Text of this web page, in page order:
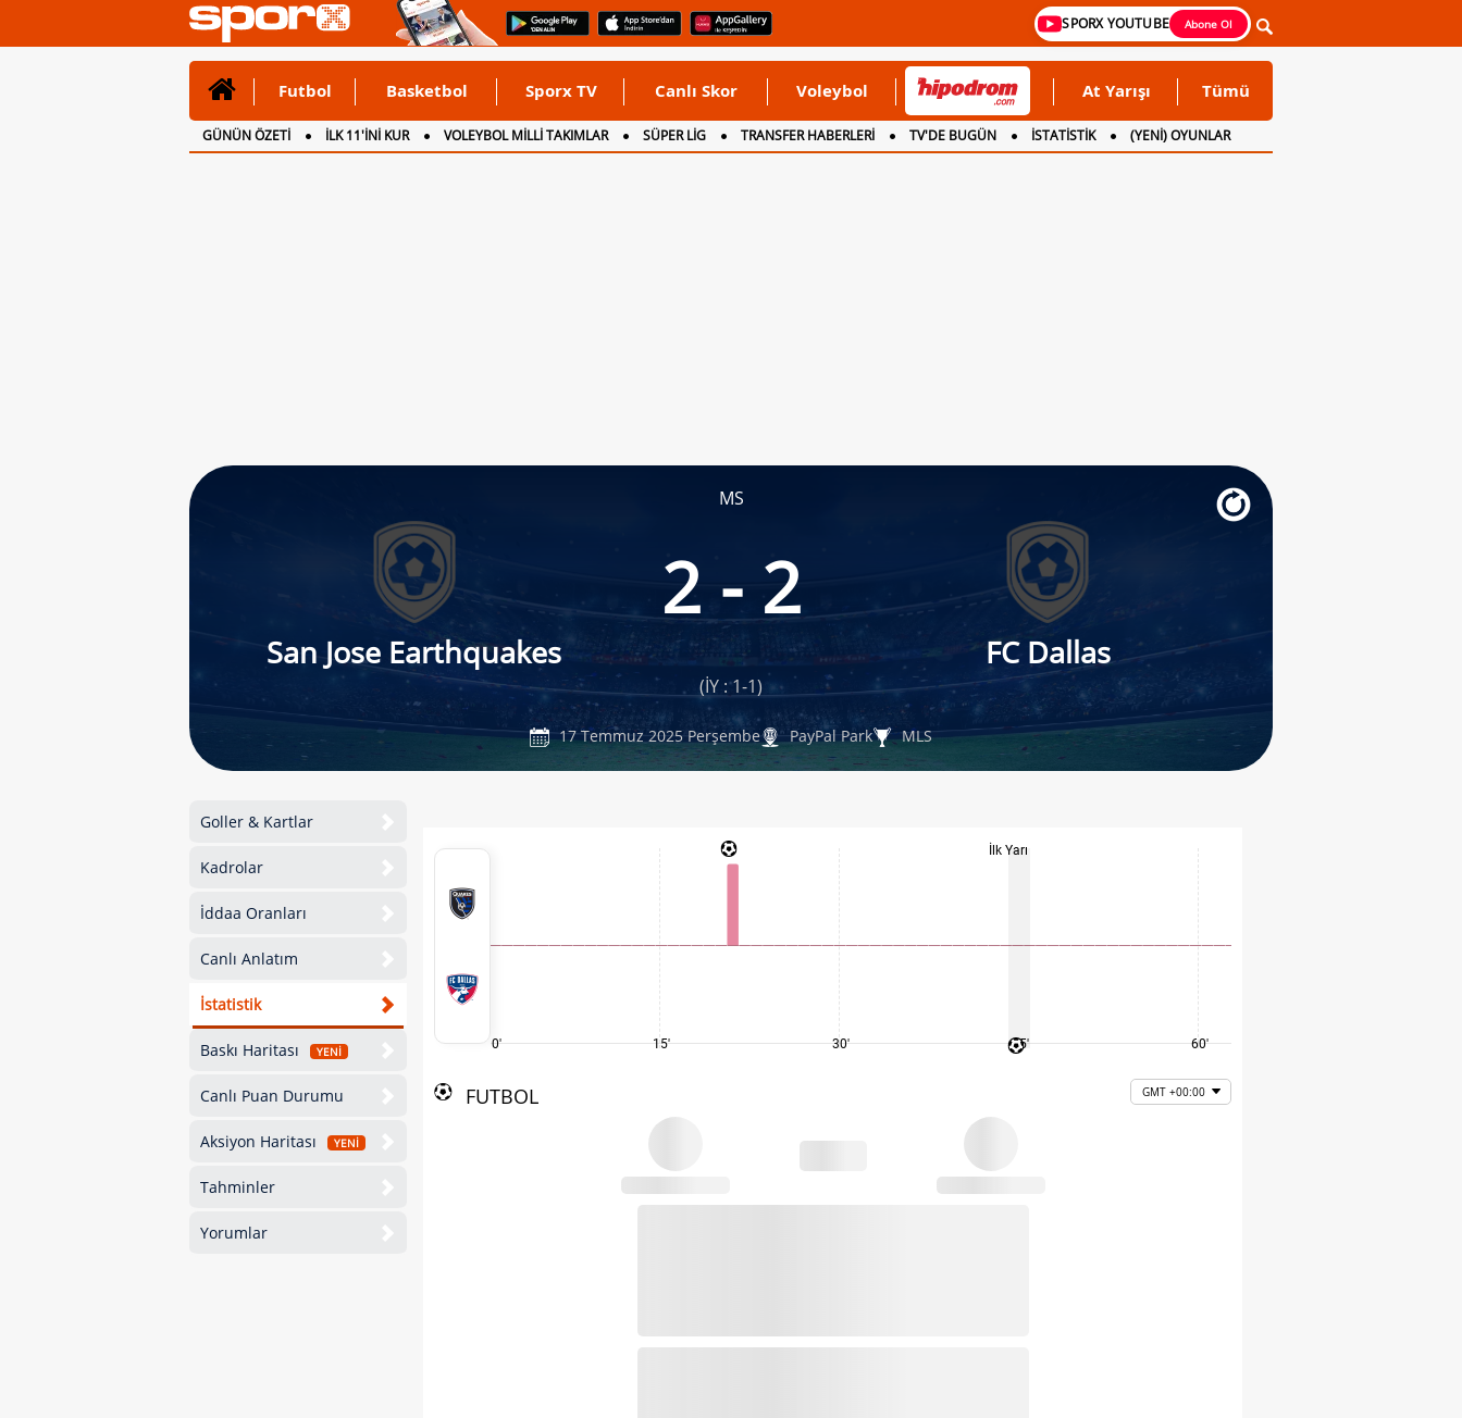
SPORX YOUTUBE Abone Ol
Futbol Basketbol Sporx TV Canlı Skor Voleybol At Yarışı Tümü
GÜNÜN ÖZETİ İLK 11'İNİ KUR VOLEYBOL MİLLİ TAKIMLAR SÜPER LİG TRANSFER HABERLERİ TV'DE BUGÜN İSTATİSTİK
(YENİ) OYUNLAR
CANLI ANLATIM
İNGİLTERE
MS
San Jose Earthquakes
2 - 2
FC Dallas
(İY : 1-1)
17 Temmuz 2025 Perşembe PayPal Park MLS
Goller & Kartlar
Kadrolar
İddaa Oranları
Canlı Anlatım
İstatistik
Baskı Haritası YENİ
Canlı Puan Durumu
Aksiyon Haritası YENİ
Tahminler
Yorumlar
0' 15' 30'
İlk Yarı
45' 60'
FUTBOL GMT +00:00